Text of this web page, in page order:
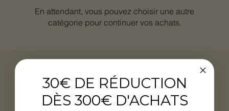
En attendant, vous pouvez choisir une autre
catégorie pour continuer vos achats.
WAHO
30€ DE RÉDUCTION
DÈS 300€ D'ACHATS